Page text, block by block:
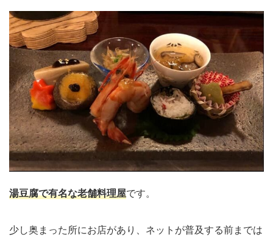
湯豆腐で有名な老舗料理屋です。
少し奥まった所にお店があり、ネットが普及する前までは